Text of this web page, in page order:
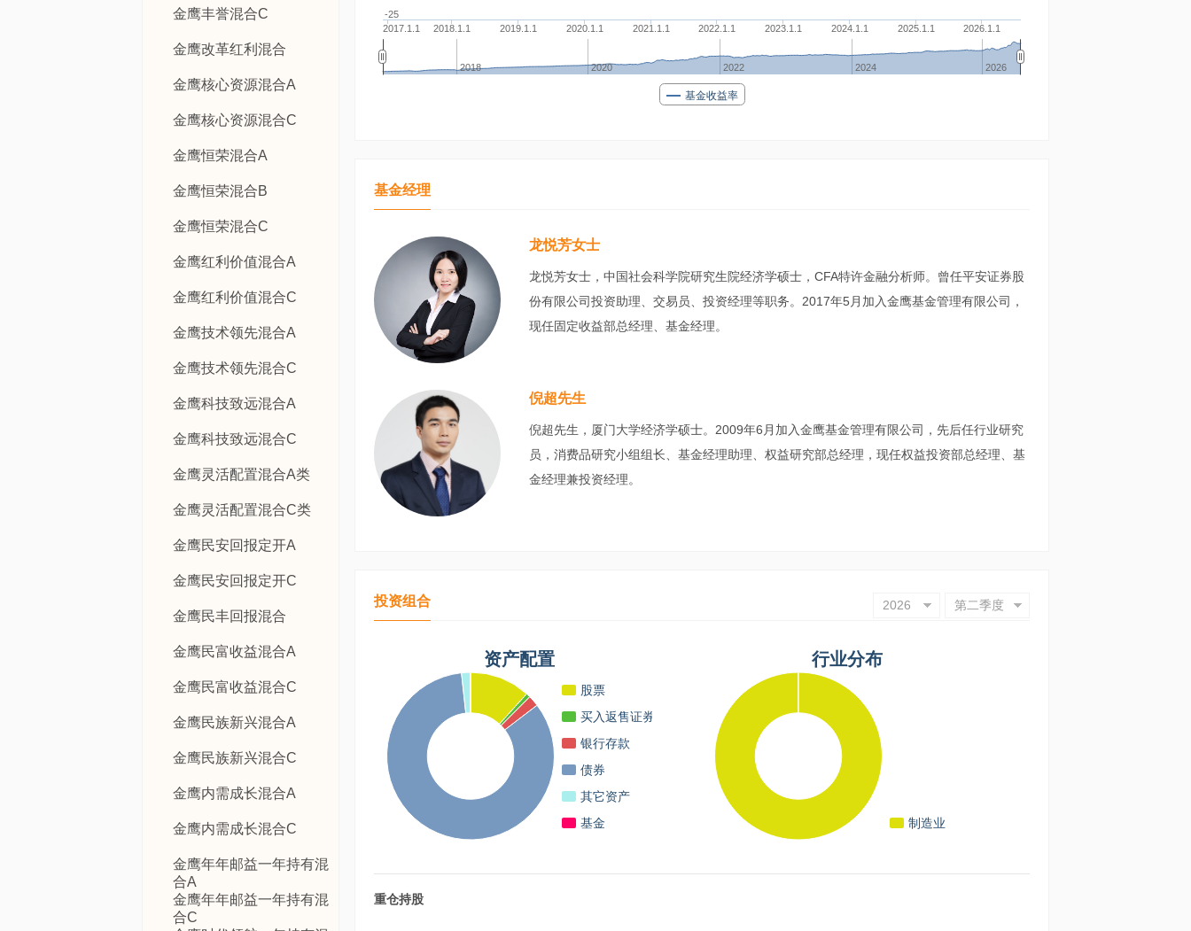
金鹰丰誉混合C
金鹰改革红利混合
金鹰核心资源混合A
金鹰核心资源混合C
金鹰恒荣混合A
金鹰恒荣混合B
金鹰恒荣混合C
金鹰红利价值混合A
金鹰红利价值混合C
金鹰技术领先混合A
金鹰技术领先混合C
金鹰科技致远混合A
金鹰科技致远混合C
金鹰灵活配置混合A类
金鹰灵活配置混合C类
金鹰民安回报定开A
金鹰民安回报定开C
金鹰民丰回报混合
金鹰民富收益混合A
金鹰民富收益混合C
金鹰民族新兴混合A
金鹰民族新兴混合C
金鹰内需成长混合A
金鹰内需成长混合C
金鹰年年邮益一年持有混
合A
金鹰年年邮益一年持有混
合C
基金收益率
2017.1.1 2018.1.1 2019.1.1 2020.1.1 2021.1.1 2022.1.1 2023.1.1 2024.1.1 2025.1.1 2026.1.1
-25
2018 2020 2022 2024 2026
基金经理
龙悦芳女士
龙悦芳女士，中国社会科学院研究生院经济学硕士，CFA特许金融分析师。曾任平安证券股
份有限公司投资助理、交易员、投资经理等职务。2017年5月加入金鹰基金管理有限公司，
现任固定收益部总经理、基金经理。
倪超先生
倪超先生，厦门大学经济学硕士。2009年6月加入金鹰基金管理有限公司，先后任行业研究
员，消费品研究小组组长、基金经理助理、权益研究部总经理，现任权益投资部总经理、基
金经理兼投资经理。
2026 第二季度
投资组合
资产配置
股票
买入返售证券
银行存款
债券
其它资产
基金
行业分布
制造业
重仓持股